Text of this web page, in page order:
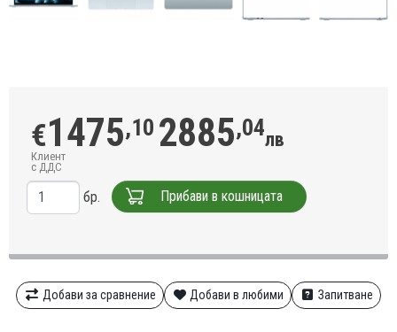
€1475,10 2885,04лв
Клиент
с ДДС
бр. Прибави в кошницата
Добави за сравнение Добави в любими Запитване